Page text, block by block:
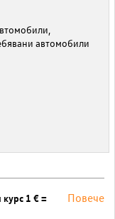
автомобили
1 € =
Повече